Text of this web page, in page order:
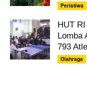
Peristiwa
HUT
Lomba
793
Olahraga